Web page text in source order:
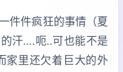
件件疯狂的事情（夏
汗….呃..可也能不是
家里还欠着巨大的外